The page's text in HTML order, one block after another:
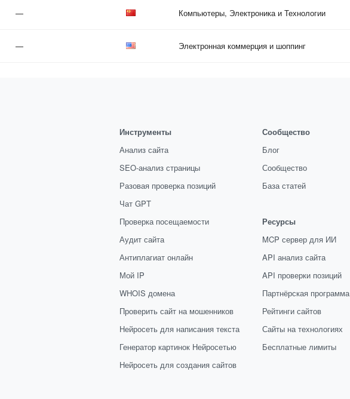
— Компьютеры, Электроника и Технологии
— Электронная коммерция и шоппинг
Инструменты
Анализ сайта
SEO-анализ страницы
Разовая проверка позиций
Чат GPT
Проверка посещаемости
Аудит сайта
Антиплагиат онлайн
Мой IP
WHOIS домена
Проверить сайт на мошенников
Нейросеть для написания текста
Генератор картинок Нейросетью
Нейросеть для создания сайтов
Сообщество
Блог
Сообщество
База статей
Ресурсы
MCP сервер для ИИ
API анализ сайта
API проверки позиций
Партнёрская программа
Рейтинги сайтов
Сайты на технологиях
Бесплатные лимиты